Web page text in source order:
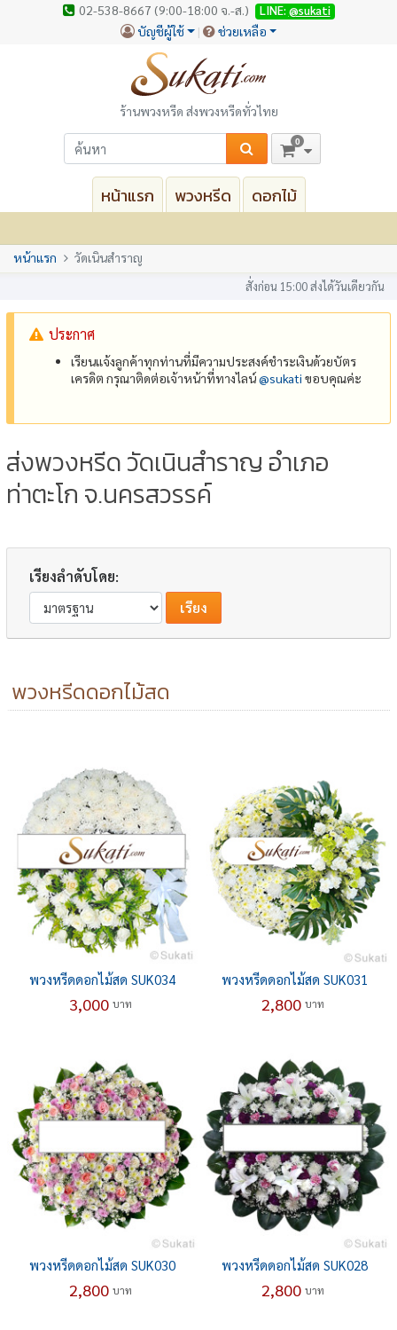
02-538-8667 (9:00-18:00 จ.-ส.) LINE: @sukati
บัญชีผู้ใช้ ช่วยเหลือ
ร้านพวงหรีด ส่งพวงหรีดทั่วไทย
0
หน้าแรก พวงหรีด ดอกไม้
หน้าแรก วัดเนินสำราญ
สั่งก่อน 15:00 ส่งได้วันเดียวกัน
ประกาศ
เรียนแจ้งลูกค้าทุกท่านที่มีความประสงค์ชำระเงินด้วยบัตร
เครดิต กรุณาติดต่อเจ้าหน้าที่ทางไลน์@‌sukati ขอบคุณค่ะ
ส่งพวงหรีด วัดเนินสำราญ อำเภอ
ท่าตะโก จ.นครสวรรค์
เรียงลำดับโดย:
พวงหรีดดอกไม้สด
พวงหรีดดอกไม้สด SUK034
3,000 บาท
พวงหรีดดอกไม้สด SUK031
2,800 บาท
พวงหรีดดอกไม้สด SUK030
2,800 บาท
พวงหรีดดอกไม้สด SUK028
2,800 บาท